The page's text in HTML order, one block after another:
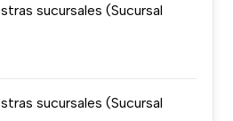
sucursales (Sucursal
sucursales (Sucursal